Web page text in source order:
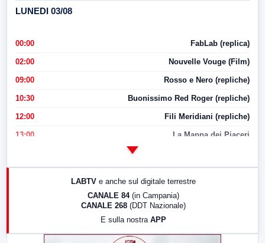
LUNEDI 03/08
00:00 FabLab (replica)
02:00 Nouvelle Vouge (Film)
09:00 Rosso e Nero (repliche)
10:30 Buonissimo Red Roger (repliche)
12:00 Fili Meridiani (repliche)
13:00 La Mappa dei Piaceri
LABTV e anche sul digitale terrestre
CANALE 84 (in Campania)
CANALE 268 (DDT Nazionale)
E sulla nostra APP